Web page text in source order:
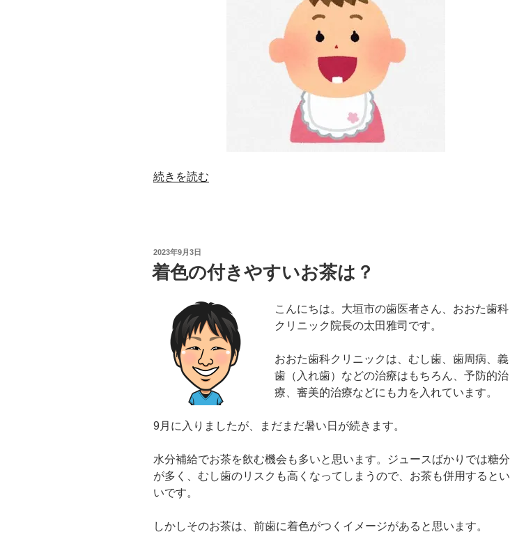
“親
と
の
続きを読む
投
稿
日:
2023年9月3日
着色の付きやすいお茶は？
こんにちは。大垣市の歯医者さん、おおた歯科
クリニック院長の太田雅司です。
おおた歯科クリニックは、むし歯、歯周病、義
歯（入れ歯）などの治療はもちろん、予防的治
療、審美的治療などにも力を入れています。
9月に入りましたが、まだまだ暑い日が続きます。
水分補給でお茶を飲む機会も多いと思います。ジュースばかりでは糖分
が多く、むし歯のリスクも高くなってしまうので、お茶も併用するとい
いです。
しかしそのお茶は、前歯に着色がつくイメージがあると思います。